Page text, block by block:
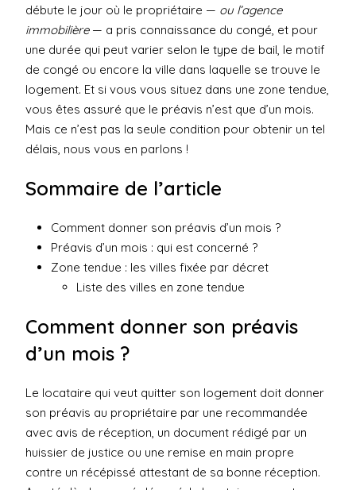
débute le jour où le propriétaire — ou l’agence
immobilière— a pris connaissance du congé, et pour
une durée qui peut varier selon le type de bail, le motif
de congé ou encore la ville dans laquelle se trouve le
logement. Et si vous vous situez dans une zone tendue,
vous êtes assuré que le préavis n’est que d’un mois.
Mais ce n’est pas la seule condition pour obtenir un tel
délais, nous vous en parlons !
Sommaire de l’article
Comment donner son préavis d’un mois ?
Préavis d’un mois : qui est concerné ?
Zone tendue : les villes fixée par décret
Liste des villes en zone tendue
Comment donner son préavis
d’un mois ?
Le locataire qui veut quitter son logement doit donner
son préavis au propriétaire par une recommandée
avec avis de réception, un document rédigé par un
huissier de justice ou une remise en main propre
contre un récépissé attestant de sa bonne réception.